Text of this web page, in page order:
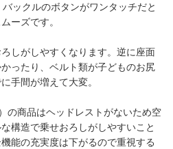
バックルのボタンがワンタッチだと
ーズです。
しがしやすくなります。逆に座面
ったり、ベルト類が子どものお尻
手間が増えて大変。
商品はヘッドレストがないため空
構造で乗せおろしがしやすいこと
能の充実度は下がるので重視する